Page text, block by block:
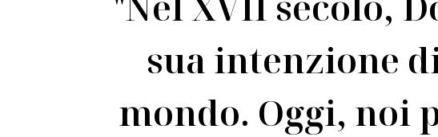
sua intenzione
mondo. Oggi, noi